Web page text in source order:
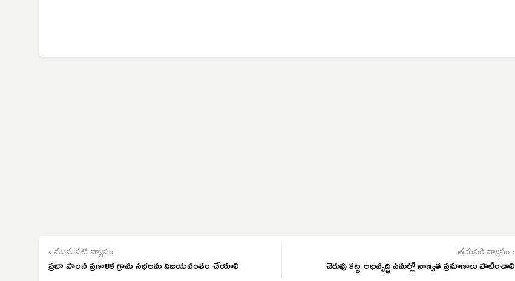
‹ మునుపటి వ్యాసం
ప్రజా పాలన ప్రణాళిక గ్రామ సభలను విజయవంతం చేయాలి
తదుపరి వ్యాసం ›
చెరువు కట్ట అభివృద్ధి పనుల్లో నాణ్యత ప్రమాణాలు పాటించాలి